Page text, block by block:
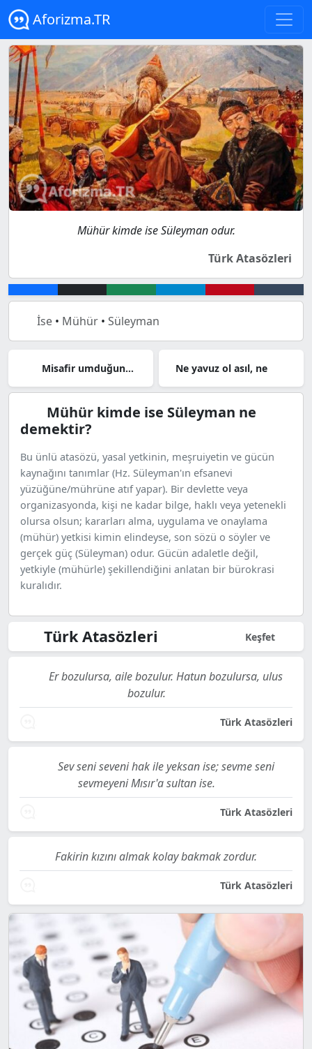
Aforizma.TR
Mühür kimde ise Süleyman odur.
Türk Atasözleri
İse • Mühür • Süleyman
Misafir umduğunu değil, bulduğunu Ne yavuz ol asıl, ne
Mühür kimde ise Süleyman ne
demektir?
Bu ünlü atasözü, yasal yetkinin, meşruiyetin ve gücün
kaynağını tanımlar (Hz. Süleyman'ın efsanevi
yüzüğüne/mührüne atıf yapar). Bir devlette veya
organizasyonda, kişi ne kadar bilge, haklı veya yetenekli
olursa olsun; kararları alma, uygulama ve onaylama
(mühür) yetkisi kimin elindeyse, son sözü o söyler ve
gerçek güç (Süleyman) odur. Gücün adaletle değil,
yetkiyle (mühürle) şekillendiğini anlatan bir bürokrasi
kuralıdır.
Türk Atasözleri Keşfet
Er bozulursa, aile bozulur. Hatun bozulursa, ulus
bozulur.
Türk Atasözleri
Sev seni seveni hak ile yeksan ise; sevme seni
sevmeyeni Mısır'a sultan ise.
Türk Atasözleri
Fakirin kızını almak kolay bakmak zordur.
Türk Atasözleri